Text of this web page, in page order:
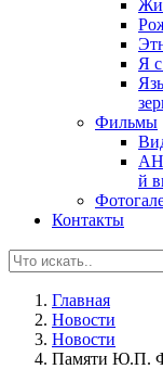
Я
Фильмы
й
Контакты
Главная
Новости
Новости
Памяти Ю.П.